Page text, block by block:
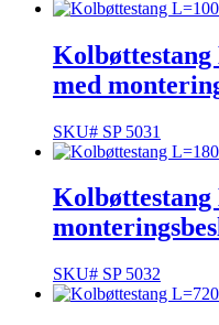
med
SKU# SP 5031
SKU# SP 5032